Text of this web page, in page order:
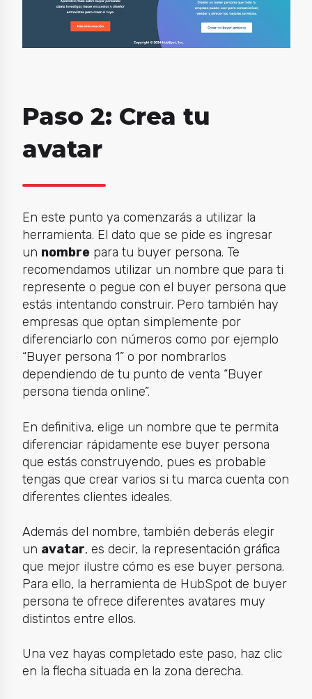
Paso 2: Crea tu
avatar
En este punto ya comenzarás a utilizar la
herramienta. El dato que se pide es ingresar
un nombrepara tu buyer persona. Te
recomendamos utilizar un nombre que para ti
represente o pegue con el buyer persona que
estás intentando construir. Pero también hay
empresas que optan simplemente por
diferenciarlo con números como por ejemplo
“Buyer persona 1” o por nombrarlos
dependiendo de tu punto de venta “Buyer
persona tienda online”.
En definitiva, elige un nombre que te permita
diferenciar rápidamente ese buyer persona
que estás construyendo, pues es probable
tengas que crear varios si tu marca cuenta con
diferentes clientes ideales.
Además del nombre, también deberás elegir
un avatar, es decir, la representación gráfica
que mejor ilustre cómo es ese buyer persona.
Para ello, la herramienta de HubSpot de buyer
persona te ofrece diferentes avatares muy
distintos entre ellos.
Una vez hayas completado este paso, haz clic
en la flecha situada en la zona derecha.